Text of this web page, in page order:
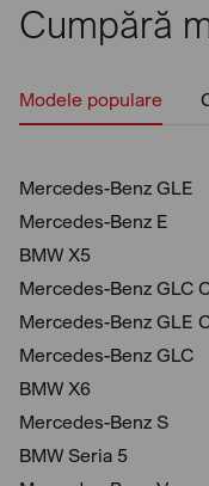
Cumpără
Modele populare
Mercedes-Benz GLE
Mercedes-Benz E
BMW X5
Mercedes-Benz GLC
Mercedes-Benz GLE
Mercedes-Benz GLC
BMW X6
Mercedes-Benz S
BMW Seria 5